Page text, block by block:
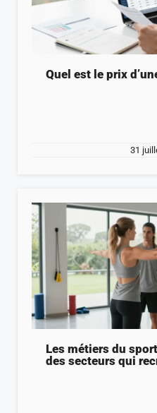
Quel est le prix
31
Les métiers du
des secteurs qui